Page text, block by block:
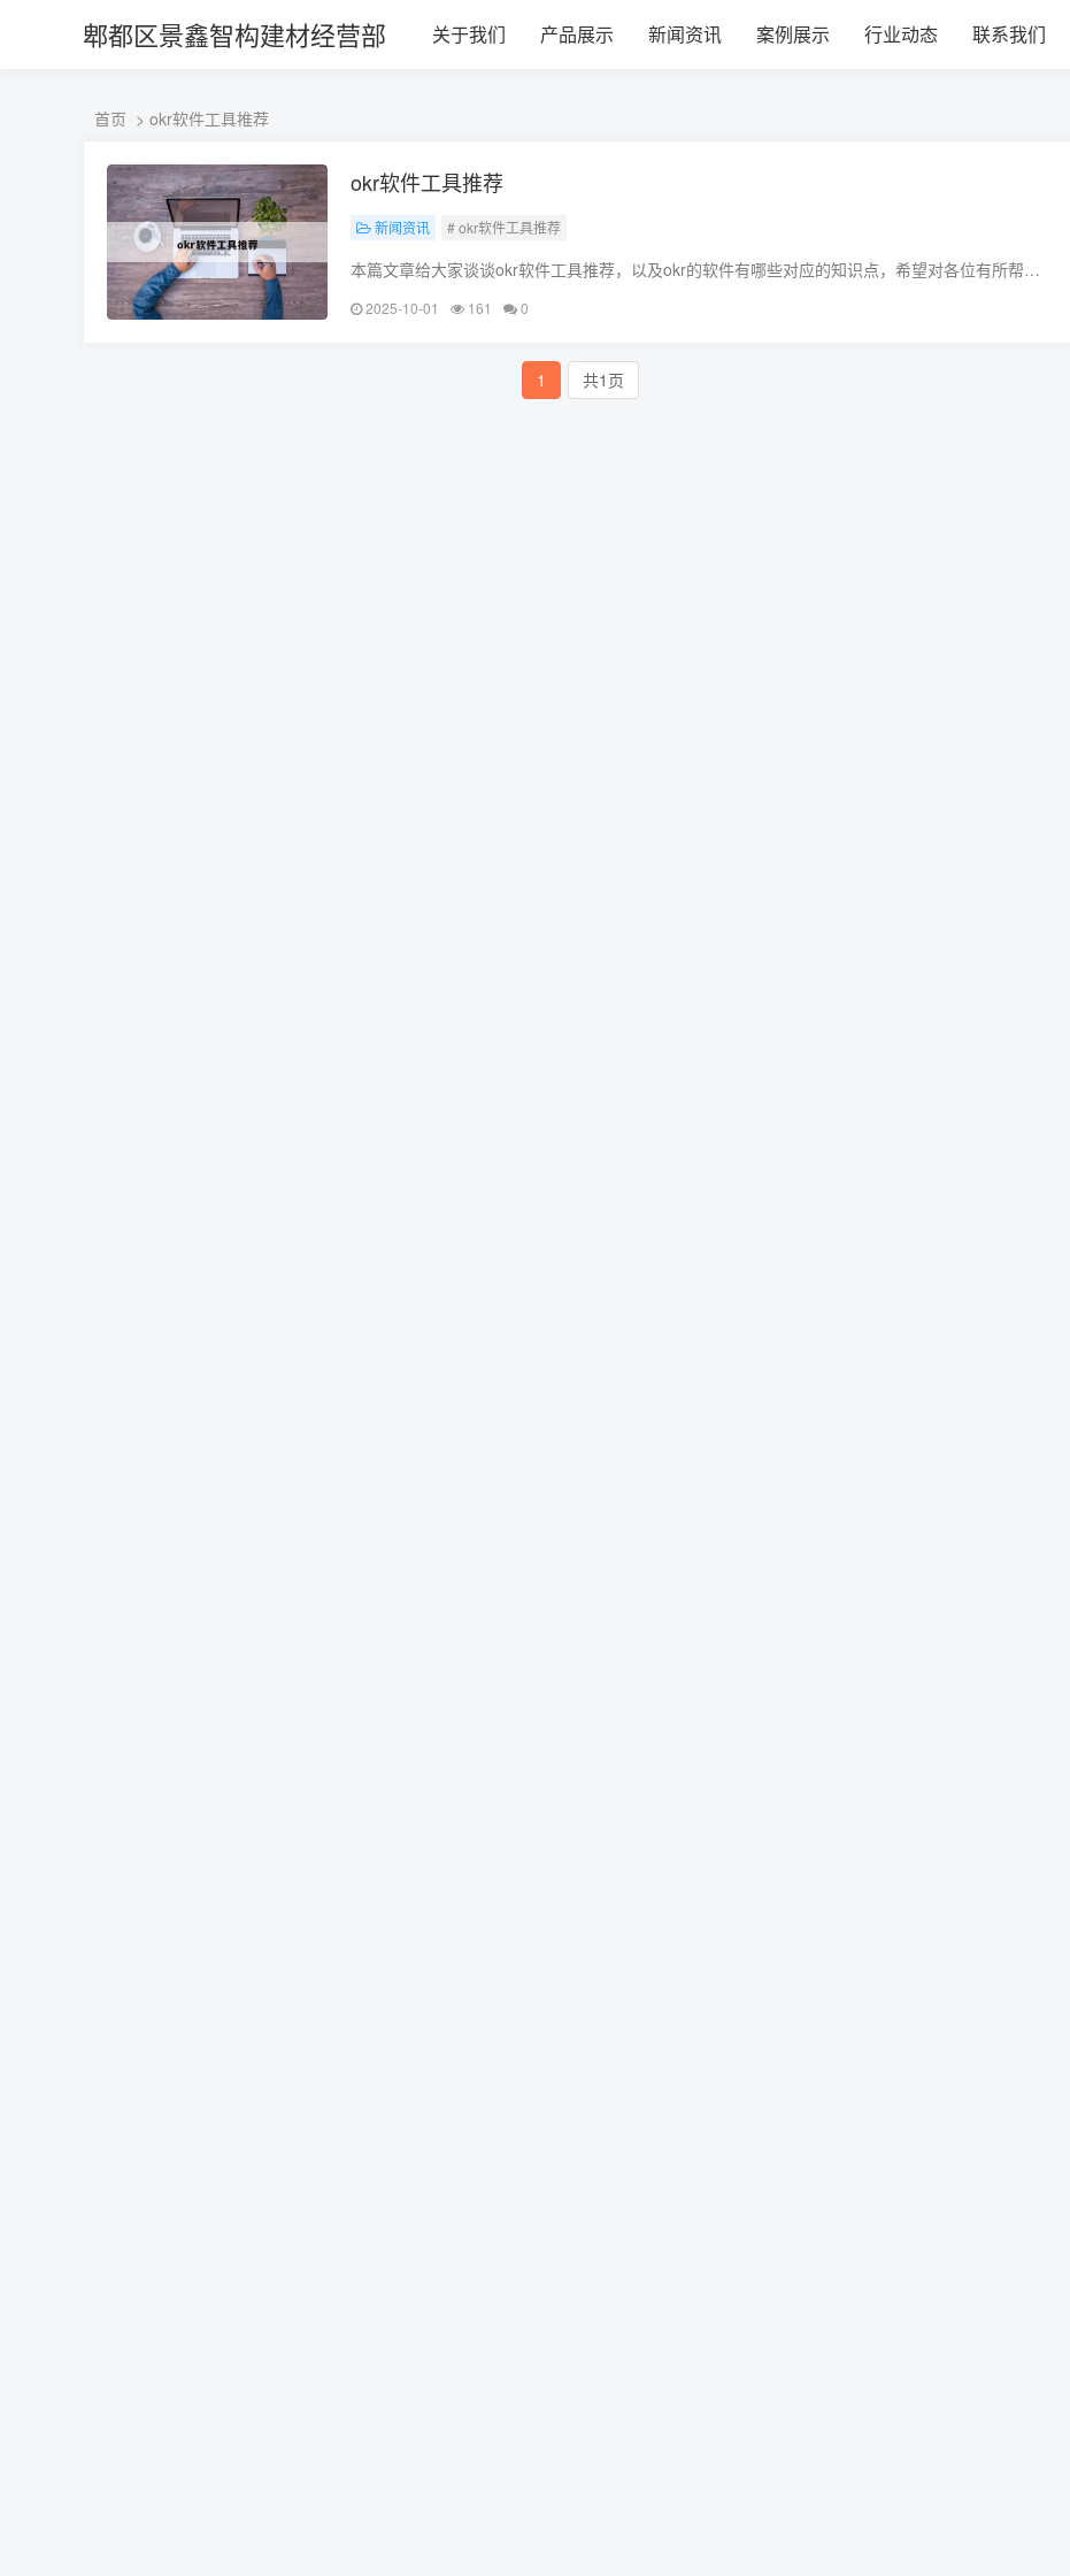
郫都区景鑫智构建材经营部 关于我们 产品展示 新闻资讯 案例展示 行业动态 联系我们
首页 > okr软件工具推荐
okr软件工具推荐
新闻资讯 # okr软件工具推荐
本篇文章给大家谈谈okr软件工具推荐，以及okr的软件有哪些对应的知识点，希望对各位有所帮
2025-10-01 161 0
1 共1页